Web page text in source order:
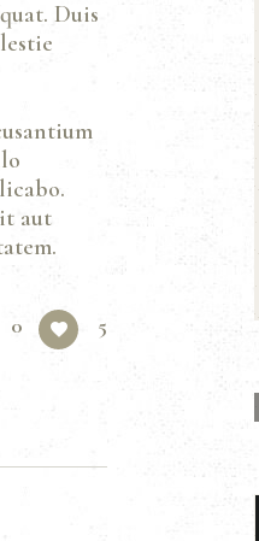
Duis
aut
0 5